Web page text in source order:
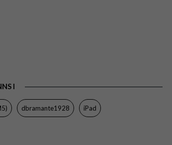
I
dbramante1928 iPad